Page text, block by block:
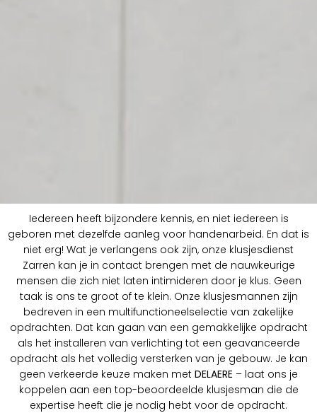
Iedereen heeft bijzondere kennis, en niet iedereen is
geboren met dezelfde aanleg voor handenarbeid. En dat is
niet erg! Wat je verlangens ook zijn, onze klusjesdienst
Zarren kan je in contact brengen met de nauwkeurige
mensen die zich niet laten intimideren door je klus. Geen
taak is ons te groot of te klein. Onze klusjesmannen zijn
bedreven in een multifunctioneelselectie van zakelijke
opdrachten. Dat kan gaan van een gemakkelijke opdracht
als het installeren van verlichting tot een geavanceerde
opdracht als het volledig versterken van je gebouw. Je kan
geen verkeerde keuze maken met DELAERE – laat ons je
koppelen aan een top-beoordeelde klusjesman die de
expertise heeft die je nodig hebt voor de opdracht.